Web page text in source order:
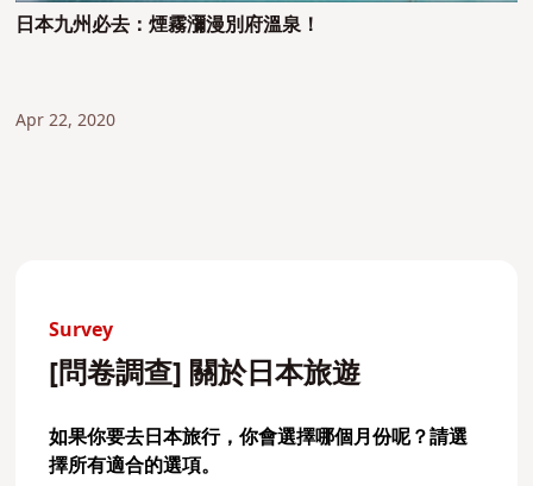
日本九州必去：煙霧瀰漫別府溫泉！
Apr 22, 2020
Survey
[問卷調查] 關於日本旅遊
如果你要去日本旅行，你會選擇哪個月份呢？請選
擇所有適合的選項。